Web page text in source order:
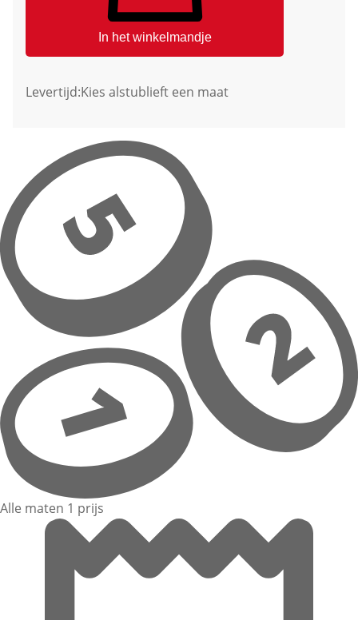
In het winkelmandje
Levertijd:Kies alstublieft een maat
Alle maten 1 prijs